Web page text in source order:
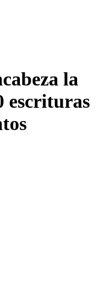
la
escrituras